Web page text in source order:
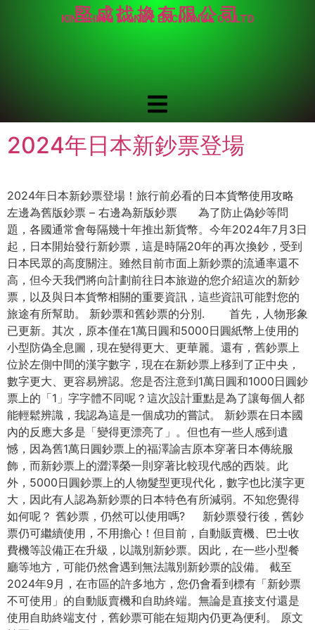
堅成找換有限公司
KIN SHING MONEY EXCHANGE CO LTD
2024年日本新鈔票登場
2024年日本新鈔票登場！旅行前必看的日本貨幣使用攻略
左邊為舊版鈔票 – 右邊為新版鈔票 為了防止偽鈔等問
題，各國通常會每隔幾十年推出新貨幣。今年2024年7月3日
起，日本開始發行新鈔票，這是時隔20年的再次換鈔，受到
日本民眾的高度關注。雖然目前市面上新鈔票的流通率還不
高，但今天我們將向計劃前往日本旅遊的您介紹這次的新鈔
票，以及與日本貨幣相關的重要資訊，這些資訊可能對您的
旅途有所幫助。 新鈔票和舊鈔票的分別. 首先，人物形象
已更新。其次，原本僅在1萬日圓和5000日圓紙幣上使用的
小型防偽全息圖，現在變得更大、更華麗。還有，舊鈔票上
位於左側中間的漢字數字，現在在新鈔票上移到了正中央，
數字更大、更容易辨認。您是否注意到1萬日圓和1000日圓鈔
票上的「1」字字體不同呢？這次設計重點是為了讓每個人都
能輕鬆辨識，我認為這是一個成功的嘗試。 新鈔票在日本國
內的反應大多是「變得更漂亮了」。但也有一些人感到遺
憾，因為舊1萬日圓鈔票上的福澤諭吉原本穿著日本傳統服
飾，而新鈔票上的澀澤榮一則穿著比較現代感的西裝。此
外，5000日圓鈔票上的人物髮型更現代化，數字也比漢字更
大，因此有人認為新鈔票的日本特色有所減弱。不知您覺得
如何呢？ 舊鈔票，仍然可以使用嗎? 新鈔票發行後，舊鈔
票仍可繼續使用，不用擔心！但目前，自動販賣機、巴士收
費機等設備正在升級，以識別新鈔票。因此，在一些小型餐
廳等地方，可能仍然會遇到無法識別新鈔票的設備。 截至
2024年9月，在市區的許多地方，您仍會看到標有「新鈔票
不可使用」的自動販賣機和自助終端。無論是直接支付還是
使用自助終端支付，舊鈔票可能在短期內仍更為便利。 原文